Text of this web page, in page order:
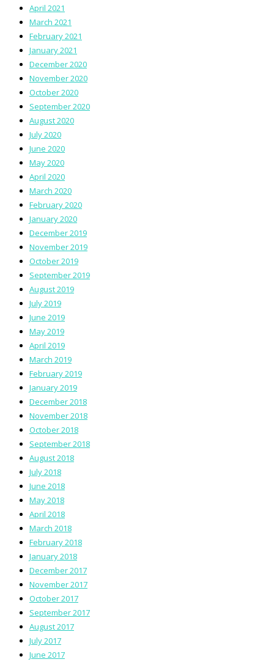
April 2021
March 2021
February 2021
January 2021
December 2020
November 2020
October 2020
September 2020
August 2020
July 2020
June 2020
May 2020
April 2020
March 2020
February 2020
January 2020
December 2019
November 2019
October 2019
September 2019
August 2019
July 2019
June 2019
May 2019
April 2019
March 2019
February 2019
January 2019
December 2018
November 2018
October 2018
September 2018
August 2018
July 2018
June 2018
May 2018
April 2018
March 2018
February 2018
January 2018
December 2017
November 2017
October 2017
September 2017
August 2017
July 2017
June 2017